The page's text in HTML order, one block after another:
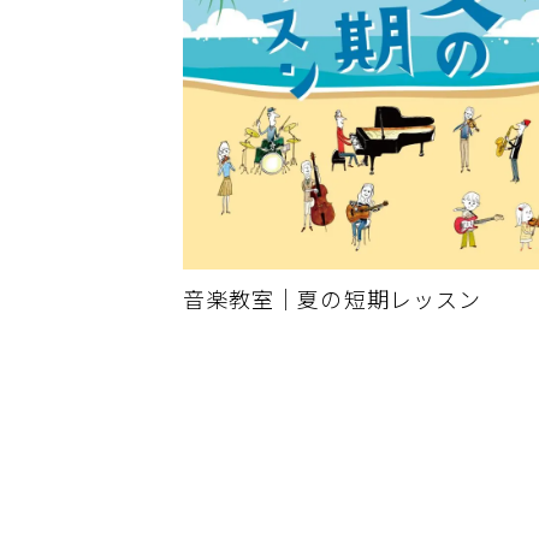
音楽教室｜夏の短期レッスン